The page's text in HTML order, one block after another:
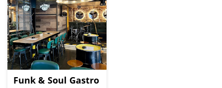
Funk & Soul Gastro Pub